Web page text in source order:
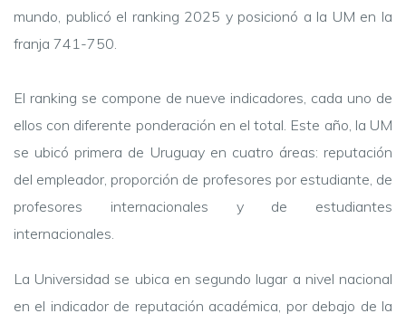
mundo, publicó el ranking 2025 y posicionó a la UM en la
franja 741-750.
El ranking se compone de nueve indicadores, cada uno de
ellos con diferente ponderación en el total. Este año, la UM
se ubicó primera de Uruguay en cuatro áreas: reputación
del empleador, proporción de profesores por estudiante, de
profesores internacionales y de estudiantes
internacionales.
La Universidad se ubica en segundo lugar a nivel nacional
en el indicador de reputación académica, por debajo de la